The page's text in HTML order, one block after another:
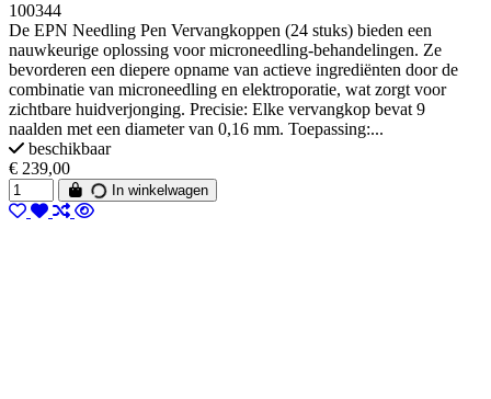
100344
De EPN Needling Pen Vervangkoppen (24 stuks) bieden een
nauwkeurige oplossing voor microneedling-behandelingen. Ze
bevorderen een diepere opname van actieve ingrediënten door de
combinatie van microneedling en elektroporatie, wat zorgt voor
zichtbare huidverjonging. Precisie: Elke vervangkop bevat 9
naalden met een diameter van 0,16 mm. Toepassing:...
beschikbaar
€ 239,00
In winkelwagen